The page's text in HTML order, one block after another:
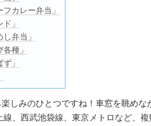
カレー弁当」
」
弁当」
種」
」
しみのひとつですね！車窓を眺め
、西武池袋線、東京メトロなど、